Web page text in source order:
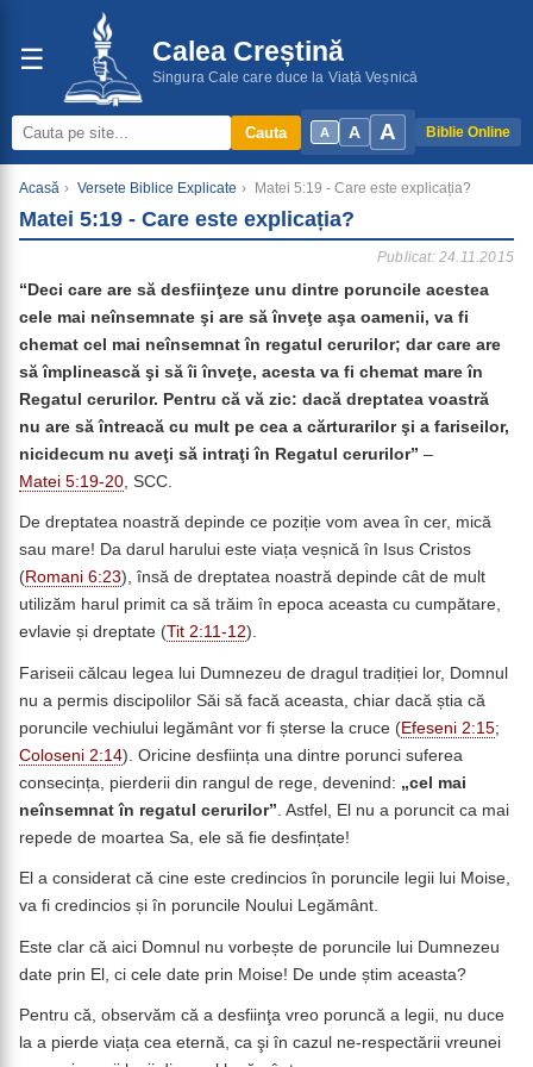
☰ Calea Creștină
Singura Cale care duce la Viață Veșnică
A A A Biblie Online
Cauta
Acasă › Versete Biblice Explicate › Matei 5:19 - Care este explicația?
Matei 5:19 - Care este explicația?
Publicat: 24.11.2015
“Deci care are să desfiinţeze unu dintre poruncile acestea
cele mai neînsemnate şi are să înveţe aşa oamenii, va fi
chemat cel mai neînsemnat în regatul cerurilor; dar care are
să împlinească şi să îi înveţe, acesta va fi chemat mare în
Regatul cerurilor. Pentru că vă zic: dacă dreptatea voastră
nu are să întreacă cu mult pe cea a cărturarilor şi a fariseilor,
nicidecum nu aveţi să intraţi în Regatul cerurilor” –
Matei 5:19-20, SCC.
De dreptatea noastră depinde ce poziție vom avea în cer, mică
sau mare! Da darul harului este viața veșnică în Isus Cristos
(Romani 6:23), însă de dreptatea noastră depinde cât de mult
utilizăm harul primit ca să trăim în epoca aceasta cu cumpătare,
evlavie și dreptate (Tit 2:11-12).
Fariseii călcau legea lui Dumnezeu de dragul tradiției lor, Domnul
nu a permis discipolilor Săi să facă aceasta, chiar dacă știa că
poruncile vechiului legământ vor fi șterse la cruce (Efeseni 2:15;
Coloseni 2:14). Oricine desființa una dintre porunci suferea
consecința, pierderii din rangul de rege, devenind: „cel mai
neînsemnat în regatul cerurilor” . Astfel, El nu a poruncit ca mai
repede de moartea Sa, ele să fie desfințate!
El a considerat că cine este credincios în poruncile legii lui Moise,
va fi credincios și în poruncile Noului Legământ.
Este clar că aici Domnul nu vorbește de poruncile lui Dumnezeu
date prin El, ci cele date prin Moise! De unde știm aceasta?
Pentru că, observăm că a desfiinţa vreo poruncă a legii, nu duce
la a pierde viața cea eternă, ca şi în cazul ne-respectării vreunei